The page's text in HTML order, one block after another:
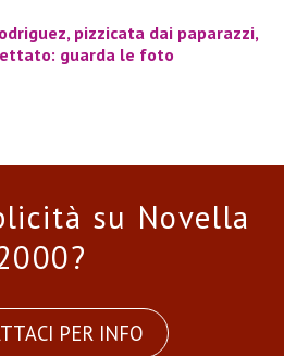
pizzicata dai paparazzi,
guarda le foto
su Novella
PER INFO